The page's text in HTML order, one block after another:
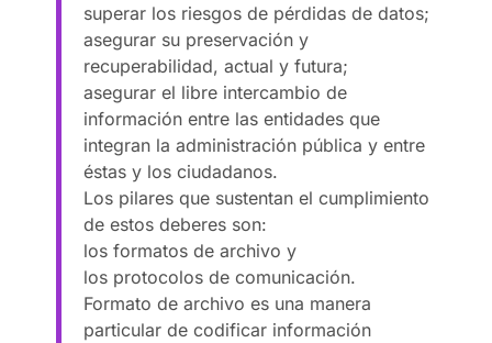
superar los riesgos de pérdidas de datos;
asegurar su preservación y
recuperabilidad, actual y futura;
asegurar el libre intercambio de
información entre las entidades que
integran la administración pública y entre
éstas y los ciudadanos.
Los pilares que sustentan el cumplimiento
de estos deberes son:
los formatos de archivo y
los protocolos de comunicación.
Formato de archivo es una manera
particular de codificar información